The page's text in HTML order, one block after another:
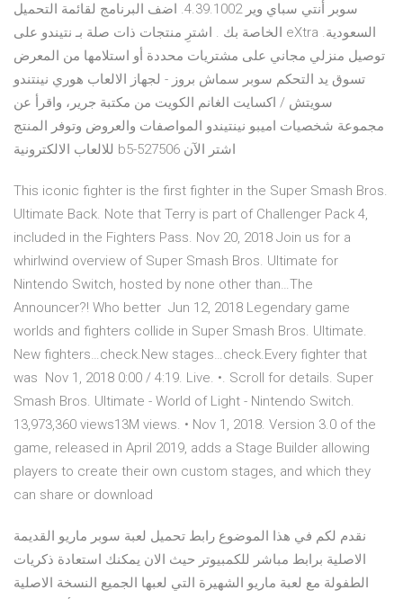
سوبر أنتي سباي وير 4.39.1002. اضف البرنامج لقائمة التحميل
الخاصة بك . اشترِ منتجات ذات صلة بـ نتيندو على eXtra السعودية.
توصيل منزلي مجاني على مشتريات محددة أو استلامها من المعرض
تسوق يد التحكم سوبر سماش بروز - لجهاز الالعاب هوري نينتندو
سويتش / اكسايت الغانم الكويت من مكتبة جرير، واقرأ عن
المواصفات والعروض وتوفر المنتج ‎نينتيندو‎ ‎اميبو‎ مجموعة شخصيات
للالعاب الالكترونية b5-527506 اشتر الآن
This iconic fighter is the first fighter in the Super Smash Bros.
Ultimate Back. Note that Terry is part of Challenger Pack 4,
included in the Fighters Pass. Nov 20, 2018 Join us for a
whirlwind overview of Super Smash Bros. Ultimate for
Nintendo Switch, hosted by none other than…The
Announcer?! Who better Jun 12, 2018 Legendary game
worlds and fighters collide in Super Smash Bros. Ultimate.
New fighters…check.New stages…check.Every fighter that
was Nov 1, 2018 0:00 / 4:19. Live. •. Scroll for details. Super
Smash Bros. Ultimate - World of Light - Nintendo Switch.
13,973,360 views13M views. • Nov 1, 2018. Version 3.0 of the
game, released in April 2019, adds a Stage Builder allowing
players to create their own custom stages, and which they
can share or download
نقدم لكم في هذا الموضوع رابط تحميل لعبة سوبر ماريو القديمة
الاصلية برابط مباشر للكمبيوتر حيث الان يمكنك استعادة ذكريات
الطفولة مع لعبة ماريو الشهيرة التي لعبها الجميع النسخة الاصلية